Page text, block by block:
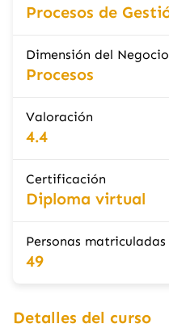
Procesos de
Dimensión del Negocio
Procesos
Valoración
4.4
Certificación
Diploma virtual
Personas matriculadas
49
Detalles del curso